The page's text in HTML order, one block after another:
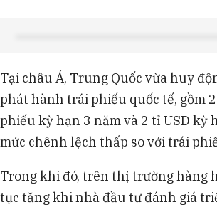
Tại châu Á, Trung Quốc vừa huy
phát hành trái phiếu quốc tế, gồm
phiếu kỳ hạn 3 năm và 2 tỉ USD kỳ
mức chênh lệch thấp so với trái
Trong khi đó, trên thị trường hàng
tục tăng khi nhà đầu tư đánh giá